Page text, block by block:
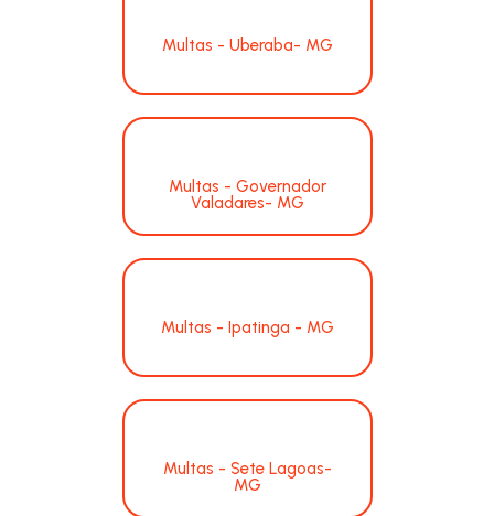
Multas - Uberaba- MG
Multas - Governador
Valadares- MG
Multas - Ipatinga - MG
Multas - Sete Lagoas-
MG